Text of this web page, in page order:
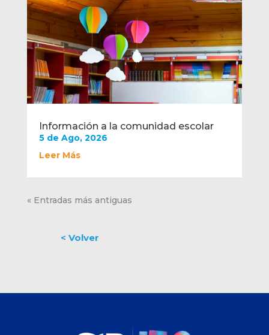
Información a la comunidad escolar
5 de Ago, 2026
Leer Más
« Entradas más antiguas